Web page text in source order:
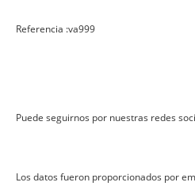
Referencia :va999
Puede seguirnos por nuestras redes
Los datos fueron proporcionados por